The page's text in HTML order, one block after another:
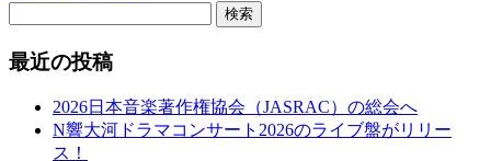
検索
最近の投稿
2026日本音楽著作権協会（JASRAC）の総会へ
N響大河ドラマコンサート2026のライブ盤がリリー
ス！